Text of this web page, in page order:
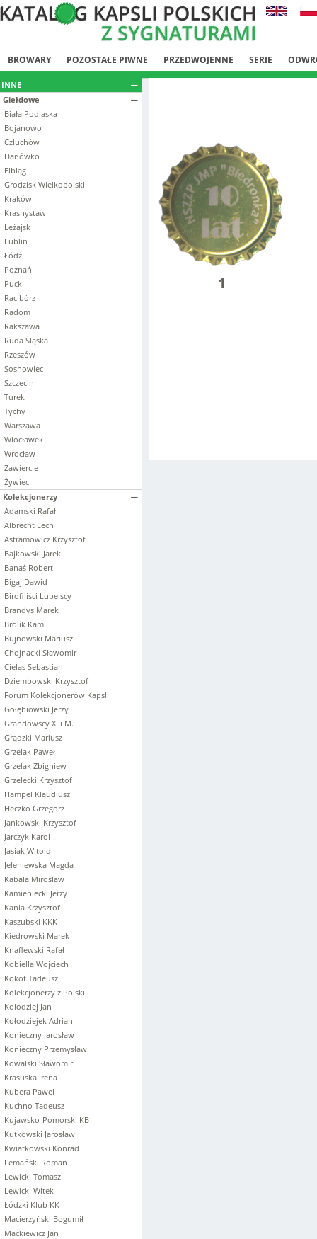
BROWARY POZOSTAŁE PIWNE PRZEDWOJENNE SERIE
INNE
Giełdowe
Biała Podlaska
Bojanowo
Człuchów
Darłówko
Elbląg
Grodzisk Wielkopolski
Kraków
Krasnystaw
Leżajsk
Lublin
Łódź
Poznań
Puck
Racibórz
Radom
Rakszawa
Ruda Śląska
Rzeszów
Sosnowiec
Szczecin
Turek
Tychy
Warszawa
Włocławek
Wrocław
Zawiercie
Żywiec
Kolekcjonerzy
Adamski Rafał
Albrecht Lech
Astramowicz Krzysztof
Bajkowski Jarek
Banaś Robert
Bigaj Dawid
Birofiliści Lubelscy
Brandys Marek
Brolik Kamil
Bujnowski Mariusz
Chojnacki Sławomir
Cielas Sebastian
Dziembowski Krzysztof
Forum Kolekcjonerów Kapsli
Gołębiowski Jerzy
Grandowscy X. i M.
Grądzki Mariusz
Grzelak Paweł
Grzelak Zbigniew
Grzelecki Krzysztof
Hampel Klaudiusz
Heczko Grzegorz
Jankowski Krzysztof
Jarczyk Karol
Jasiak Witold
Jeleniewska Magda
Kabala Mirosław
Kamieniecki Jerzy
Kania Krzysztof
Kaszubski KKK
Kiedrowski Marek
Knaflewski Rafał
Kobiella Wojciech
Kokot Tadeusz
Kolekcjonerzy z Polski
Kołodziej Jan
Kołodziejek Adrian
Konieczny Jarosław
Konieczny Przemysław
Kowalski Sławomir
Krasuska Irena
Kubera Paweł
Kuchno Tadeusz
Kujawsko-Pomorski KB
Kutkowski Jarosław
Kwiatkowski Konrad
Lemański Roman
Lewicki Tomasz
Lewicki Witek
Łódzki Klub KK
Macierzyński Bogumił
Mackiewicz Jan
1